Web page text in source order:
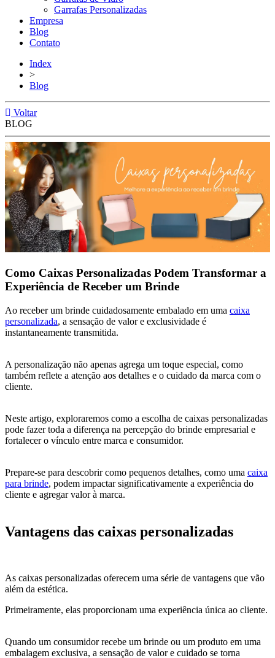
Garrafas Personalizadas
Empresa
Blog
Contato
Index
>
Blog
Voltar
BLOG
Como Caixas Personalizadas Podem Transformar a
Experiência de Receber um Brinde
Ao receber um brinde cuidadosamente embalado em uma caixa
personalizada, a sensação de valor e exclusividade é
instantaneamente transmitida.
A personalização não apenas agrega um toque especial, como
também reflete a atenção aos detalhes e o cuidado da marca com o
cliente.
Neste artigo, exploraremos como a escolha de caixas personalizadas
pode fazer toda a diferença na percepção do brinde empresarial e
fortalecer o vínculo entre marca e consumidor.
Prepare-se para descobrir como pequenos detalhes, como uma caixa
para brinde, podem impactar significativamente a experiência do
cliente e agregar valor à marca.
Vantagens das caixas personalizadas
As caixas personalizadas oferecem uma série de vantagens que vão
além da estética.
Primeiramente, elas proporcionam uma experiência única ao cliente.
Quando um consumidor recebe um brinde ou um produto em uma
embalagem exclusiva, a sensação de valor e cuidado se torna